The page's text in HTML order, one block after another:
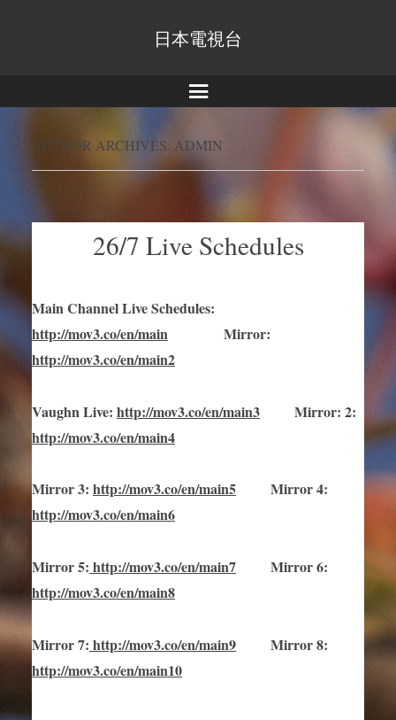
日本電視台
Menu
AUTHOR ARCHIVES: ADMIN
26/7 Live Schedules
Main Channel Live Schedules:
http://mov3.co/en/main
Mirror:
http://mov3.co/en/main2
Vaughn Live: http://mov3.co/en/main3 Mirror: 2:
http://mov3.co/en/main4
Mirror3: http://mov3.co/en/main5 Mirror4:
http://mov3.co/en/main6
Mirror5: http://mov3.co/en/main7 Mirror6:
http://mov3.co/en/main8
Mirror7: http://mov3.co/en/main9 Mirror 8:
http://mov3.co/en/main10